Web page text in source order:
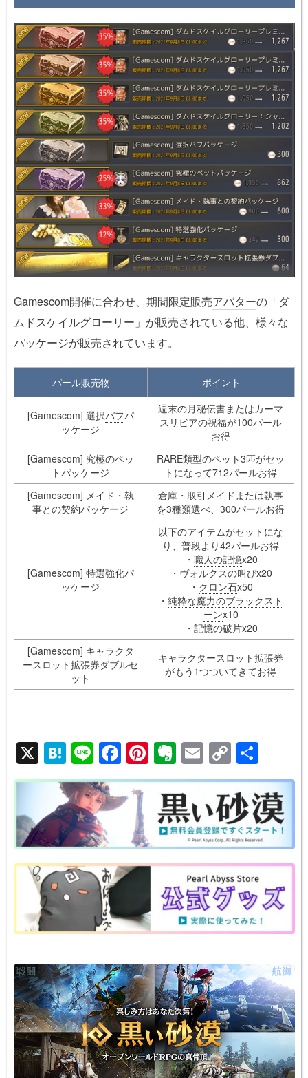
Gamescom開催に合わせ、期間限定販売アバターの「ダ
ムドスケイルグローリー」が販売されている他、様々な
パッケージが販売されています。
パール販売物 ポイント
[Gamescom] 選択バフパ
ッケージ
週末の月秘伝書またはカーマ
スリビアの祝福が100パール
お得
[Gamescom] 究極のペッ
トパッケージ
RARE類型のペット3匹がセッ
トになって712パールお得
[Gamescom] メイド・執
事との契約パッケージ
倉庫・取引メイドまたは執事
を3種類選べ、300パールお得
[Gamescom] 特選強化パ
ッケージ
以下のアイテムがセットにな
り、普段より42パールお得
・ 職人の記憶x20
・ ヴォルクスの叫びx20
・ クロン石x50
・ 純粋な魔力のブラックスト
ーンx10
・ 記憶の破片x20
[Gamescom] キャラクタ
ースロット拡張券ダブルセ
ット
キャラクタースロット拡張券
がもう1つついてきてお得
X H
at
e
n
a
Li
n
e
F
a
c
b
o
o
k
Pi
nt
er
e
st
E
v
er
n
ot
e
E
m
ail
C
o
p
y
Li
n
k
有